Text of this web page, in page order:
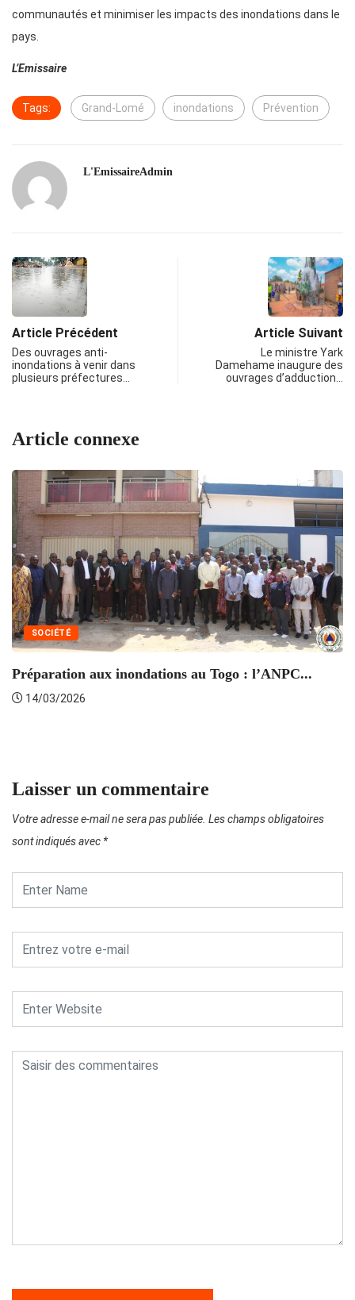
communautés et minimiser les impacts des inondations dans le
pays.
L’Emissaire
Tags: Grand-Lomé inondations Prévention
L'EmissaireAdmin
Article Précédent
Des ouvrages anti-
inondations à venir dans
plusieurs préfectures…
Article Suivant
Le ministre Yark
Damehame inaugure des
ouvrages d’adduction…
Article connexe
SOCIÉTÉ
Préparation aux inondations au Togo : l’ANPC...
14/03/2026
Laisser un commentaire
Votre adresse e-mail ne sera pas publiée. Les champs obligatoires
sont indiqués avec *